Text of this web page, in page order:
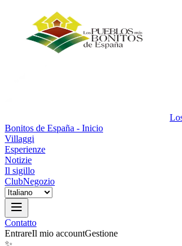
Bonitos de España - Inicio
Villaggi
Esperienze
Notizie
Il sigillo
ClubNegozio
Contatto
EntrareIl mio accountGestione
✨